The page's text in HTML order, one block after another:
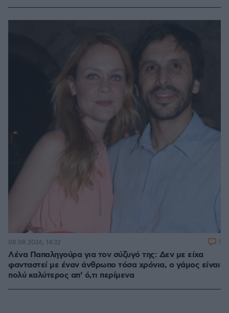
Λένα Παπαληγούρα για τον σύζυγό της: Δεν με είχα
φανταστεί με έναν άνθρωπο τόσα χρόνια, ο γάμος είναι
πολύ καλύτερος απ’ ό,τι περίμενα
08.08.2026, 14:32 1